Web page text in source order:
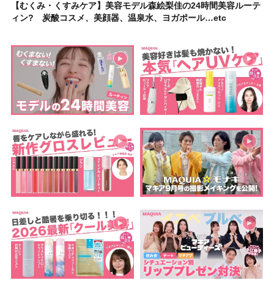
【むくみ・くすみケア】美容モデル森絵梨佳の24時間美容ルーテ
ィン? 炭酸コスメ、美顔器、温泉水、ヨガポール…etc